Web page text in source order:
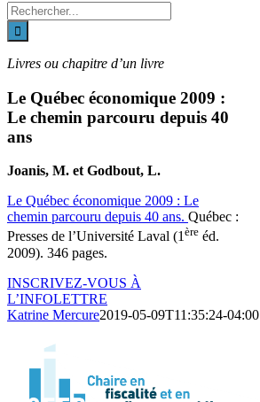
Recherche
sur
le
site
:
Livres ou chapitre d’un livre
Le Québec économique 2009 :
Le chemin parcouru depuis 40
ans
Joanis, M. et Godbout, L.
Le Québec économique 2009 : Le
chemin parcouru depuis 40 ans. Québec :
Presses de l’Université Laval (1ère éd.
2009). 346 pages.
INSCRIVEZ-VOUS À
L’INFOLETTRE
Katrine Mercure2019-05-09T11:35:24-04:00